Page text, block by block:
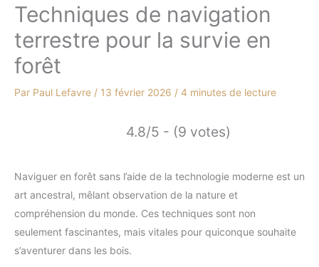
Techniques de navigation
terrestre pour la survie en
forêt
Par Paul Lefavre / 13 février 2026 / 4 minutes de lecture
4.8/5 - (9 votes)
Naviguer en forêt sans l’aide de la technologie moderne est un
art ancestral, mêlant observation de la nature et
compréhension du monde. Ces techniques sont non
seulement fascinantes, mais vitales pour quiconque souhaite
s’aventurer dans les bois.